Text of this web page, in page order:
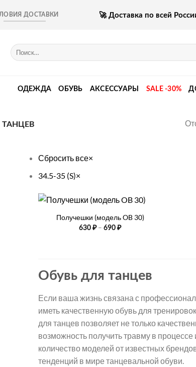
ДОСТАВКИ 🚀 Доставка по всей
Искать:
ОДЕЖДА ОБУВЬ АКСЕССУАРЫ SALE -30%
Сбросить все×
34.5-35 (S)×
+
Получешки (модель OB 30)
630₽ – 690₽Диапазон
Обувь для танцев
Если ваша жизнь связана с
иметь качественную обувь для
для танцев позволяет не только
возможность получить травму в
количество моделей от известных
тенденций в мире танцевальной обуви.